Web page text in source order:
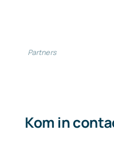
Partners
Kom in